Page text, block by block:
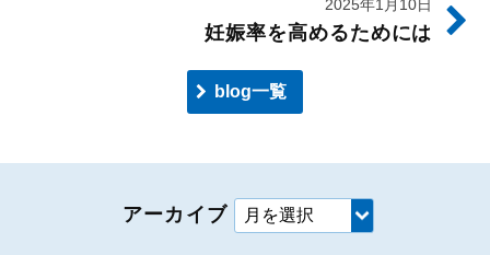
2025年1月10日
妊娠率を高めるためには
blog一覧
アーカイブ